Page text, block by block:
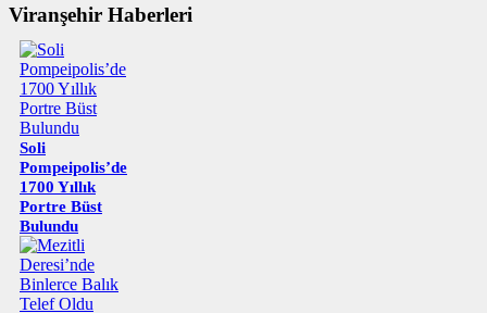
Viranşehir Haberleri
Soli
Pompeipolis’de
1700 Yıllık
Portre Büst
Bulundu